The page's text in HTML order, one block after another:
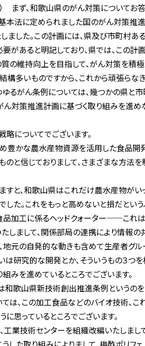
まず、和歌山県のがん対策についてお答
本法に定められました国のがん対策推
ました。この計画には、県及び市町村
要があると明記しており、県では、この
の維持向上を目指して、がん対策を積
構多いものですから、これから頑張らな
るがん条例については、幾つかの県と
ん対策推進計画に基づく取り組みを進
についてでございます。
め豊かな農水産物資源を活用した食品
のと信じておりまして、さまざまな方
すと、和歌山県はこれだけ農水産物がい
した。これをもっと高めないと損だとい
加工に係るヘッドクォーター──これは
まして、関係部局の連携により情報の
地元の自発的な動きも含めて生産者グ
は研究的な開発とか、そういうもの３つ
組みを進めているところでございます。
歌山県新技術創出推進条例というのを
ては、この加工食品などのバイオ技術、
に思っているところでございます。
工業技術センターを組織改編いたしま